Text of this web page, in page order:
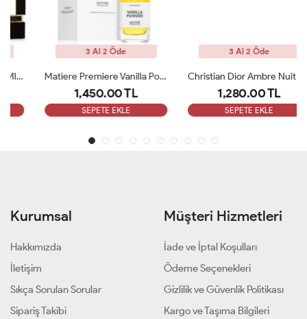
3 Al 2 Öde
Matiere Premiere Vanilla Powder Edp100ml Unisex Parfüm ARC
1,450.00 TL
SEPETE EKLE
3 Al 2 Öde
Christian Dior Ambre Nuit Edp 125 Ml Unisex Parfüm ARC
1,280.00 TL
SEPETE EKLE
Kurumsal
Hakkımızda
İletişim
Sıkça Sorulan Sorular
Sipariş Takibi
Müşteri Hizmetleri
İade ve İptal Koşulları
Ödeme Seçenekleri
Gizlilik ve Güvenlik Politikası
Kargo ve Taşıma Bilgileri